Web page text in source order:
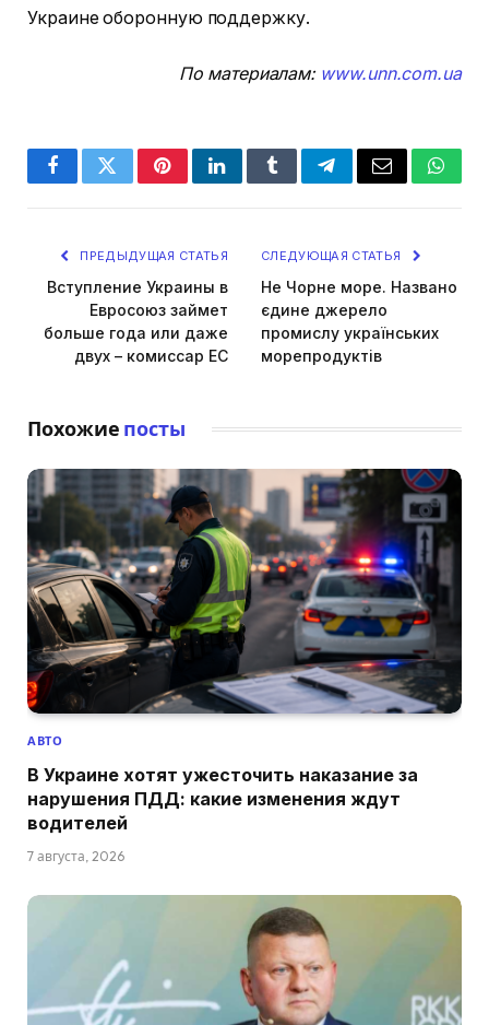
Украине оборонную поддержку.
По материалам: www.unn.com.ua
FacebookTwitterPinterestLinkedInTumblrTelegramEmail
ПРЕДЫДУЩАЯ СТАТЬЯ
Вступление Украины в
Евросоюз займет
больше года или даже
двух – комиссар ЕС
СЛЕДУЮЩАЯ СТАТЬЯ
Не Чорне море. Названо
єдине джерело
промислу українських
морепродуктів
Похожие посты
АВТО
В Украине хотят ужесточить наказание за
нарушения ПДД: какие изменения ждут
водителей
7 августа, 2026